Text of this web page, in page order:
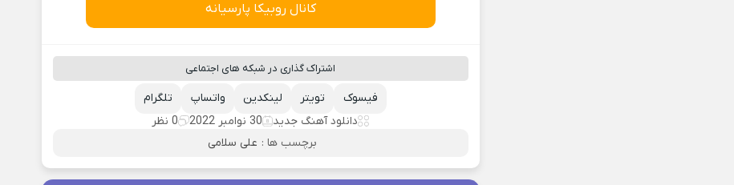
کانال روبیکا پارسیانه
اشتراک گذاری در شبکه های اجتماعی
تلگرام واتساپ لینکدین تویتر
فیسوک
دانلود آهنگ جدید
30 نوامبر 2022
0 نظر
برچسب ها : علی سلامی